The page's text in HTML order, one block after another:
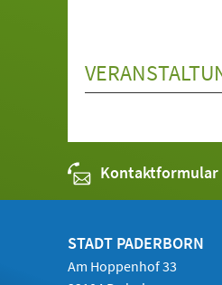
Kontaktformular
STADT PADERBORN
Am Hoppenhof 33